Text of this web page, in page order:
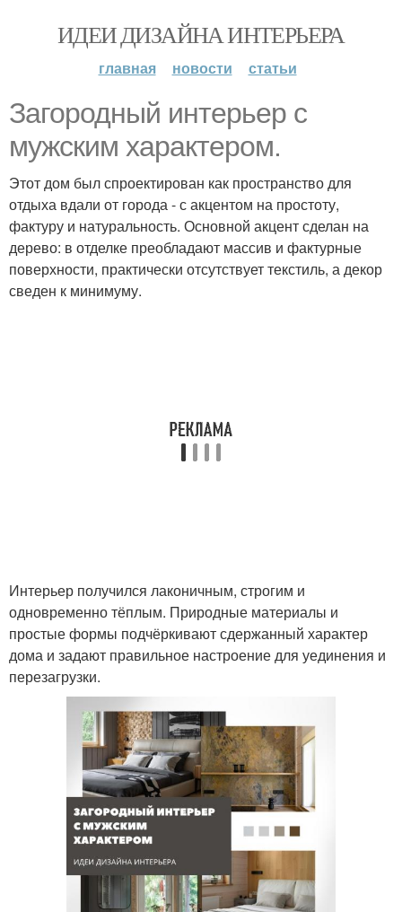
ИДЕИ ДИЗАЙНА ИНТЕРЬЕРА
главная новости статьи
Загородный интерьер с
мужским характером.
Этот дом был спроектирован как пространство для
отдыха вдали от города - с акцентом на простоту,
фактуру и натуральность. Основной акцент сделан на
дерево: в отделке преобладают массив и фактурные
поверхности, практически отсутствует текстиль, а декор
сведен к минимуму.
Интерьер получился лаконичным, строгим и
одновременно тёплым. Природные материалы и
простые формы подчёркивают сдержанный характер
дома и задают правильное настроение для уединения и
перезагрузки.